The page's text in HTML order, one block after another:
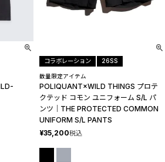
数量限定アイテム
POLIQUANT×WILD THINGS プロテ
クテッド コモン ユニフォーム S/L パ
ンツ│THE PROTECTED COMMON
UNIFORM S/L PANTS
コラボレーション 26SS
¥35,200税込